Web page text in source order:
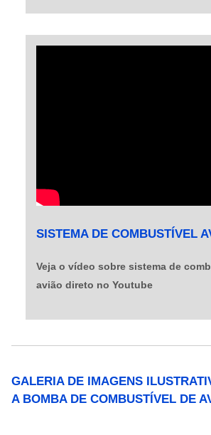
SISTEMA DE COMBUSTÍVEL
Veja o vídeo sobre sistema de
avião direto no Youtube
GALERIA DE IMAGENS
A BOMBA DE COMBUSTÍVEL DE